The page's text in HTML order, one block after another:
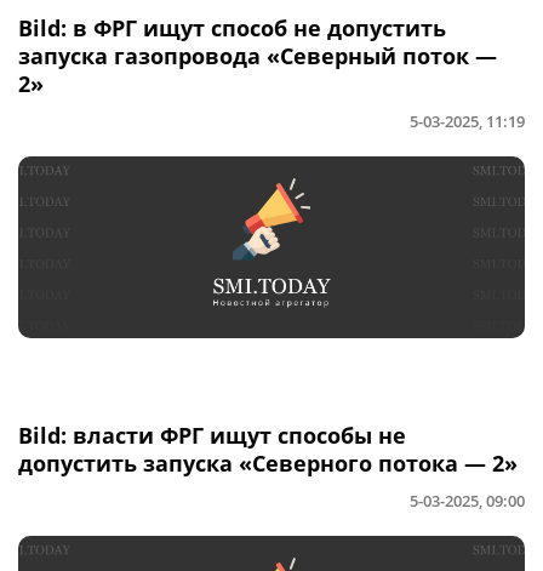
Bild: в ФРГ ищут способ не допустить
запуска газопровода «Северный поток —
2»
5-03-2025, 11:19
Bild: власти ФРГ ищут способы не
допустить запуска «Северного потока — 2»
5-03-2025, 09:00